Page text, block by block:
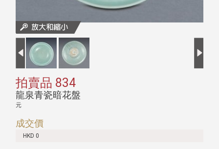
拍賣品 834
龍泉青瓷暗花盤
元
成交價
HKD 0